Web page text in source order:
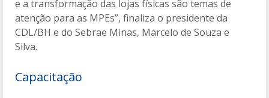
e a transformação das lojas físicas são temas de
atenção para as MPEs”, finaliza o presidente da
CDL/BH e do Sebrae Minas, Marcelo de Souza e
Silva.
Capacitação